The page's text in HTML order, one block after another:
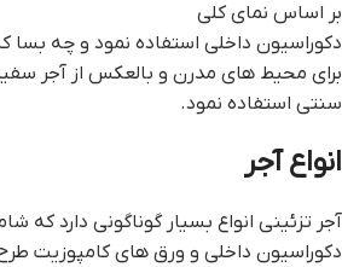
بر اساس نمای کلی
دکوراسیون داخلی استفاده نمود و چه بسا
برای محیط های مدرن و بالعکس از آجر
سنتی استفاده نمود.
انواع آجر
آجر تزئینی انواع بسیار گوناگونی دارد که
دکوراسیون داخلی و ورق های کامپوزیت